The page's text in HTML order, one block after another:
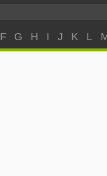
F G H I J K L